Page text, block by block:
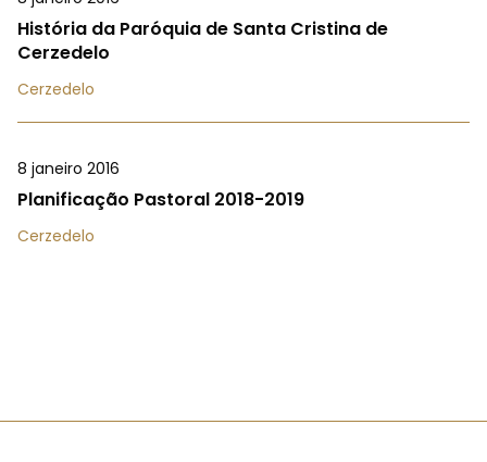
História da Paróquia de Santa Cristina de
Cerzedelo
Cerzedelo
8 janeiro 2016
Planificação Pastoral 2018-2019
Cerzedelo